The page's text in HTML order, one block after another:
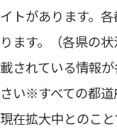
イトがあります。
ります。（各県の
載されている情報
さい※すべての都道
現在拡大中とのこと